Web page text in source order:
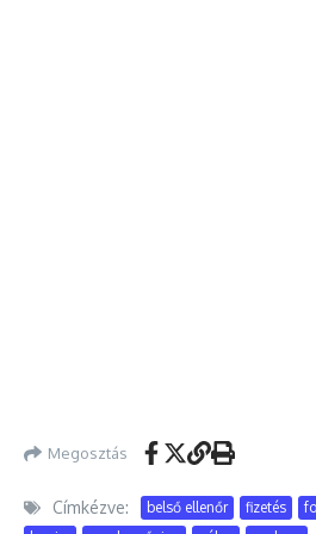
Megosztás
Címkézve: belső ellenőr fizetés